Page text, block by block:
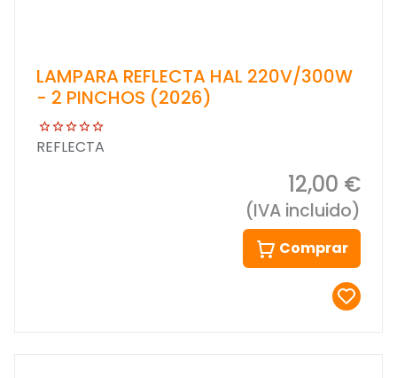
LAMPARA REFLECTA HAL 220V/300W
- 2 PINCHOS (2026)
REFLECTA
12,00 €
(IVA incluido)
Comprar